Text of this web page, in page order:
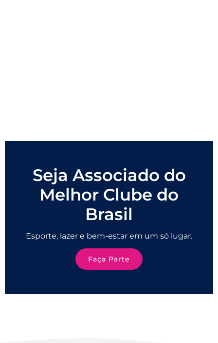
Seja Associado do
Melhor Clube do
Brasil
Esporte, lazer e bem-estar em um só lugar.
Faça Parte